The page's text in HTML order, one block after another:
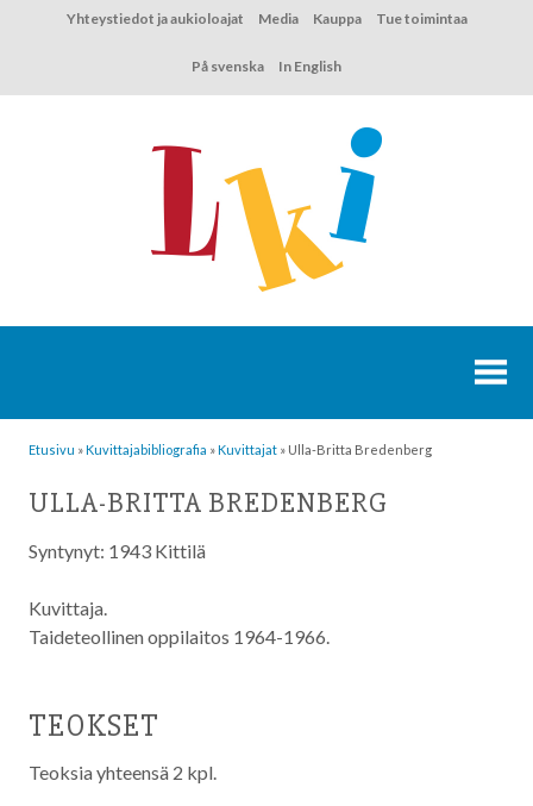
Yhteystiedot ja aukioloajat Media Kauppa Tue toimintaa
På svenska In English
Etusivu »Kuvittaja­bibliografia »Kuvittajat » Ulla-Britta Bredenberg
ULLA-BRITTA BREDENBERG
Syntynyt: 1943 Kittilä
Kuvittaja.
Taideteollinen oppilaitos 1964-1966.
TEOKSET
Teoksia yhteensä 2 kpl.